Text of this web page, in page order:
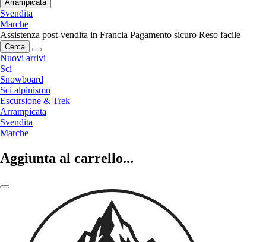
Arrampicata
Svendita
Marche
Assistenza post-vendita in Francia Pagamento sicuro Reso facile
Cerca
Nuovi arrivi
Sci
Snowboard
Sci alpinismo
Escursione & Trek
Arrampicata
Svendita
Marche
Aggiunta al carrello...